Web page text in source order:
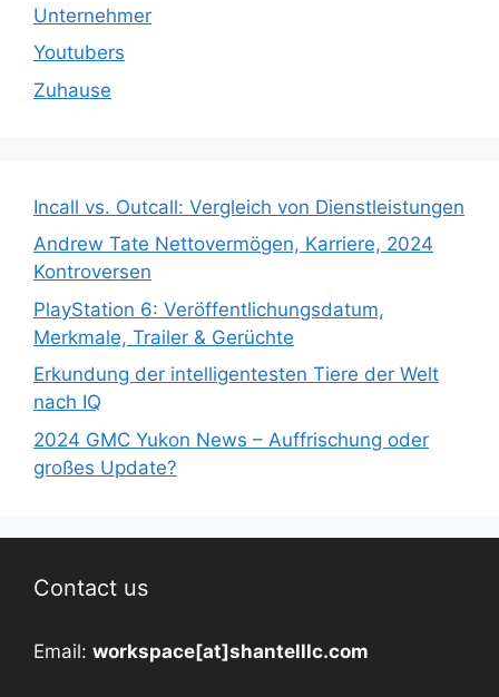
Unternehmer
Youtubers
Zuhause
Incall vs. Outcall: Vergleich von Dienstleistungen
Andrew Tate Nettovermögen, Karriere, 2024
Kontroversen
PlayStation 6: Veröffentlichungsdatum,
Merkmale, Trailer & Gerüchte
Erkundung der intelligentesten Tiere der Welt
nach IQ
2024 GMC Yukon News – Auffrischung oder
großes Update?
Contact us
Email: workspace[at]shantelllc.com